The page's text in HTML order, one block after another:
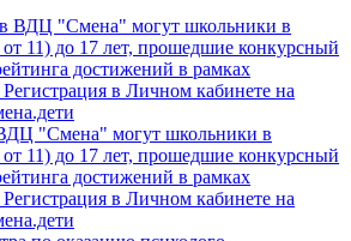
"Смена" могут школьники в
от 11) до 17 лет, прошедшие конкурсный
достижений в рамках
в Личном кабинете на